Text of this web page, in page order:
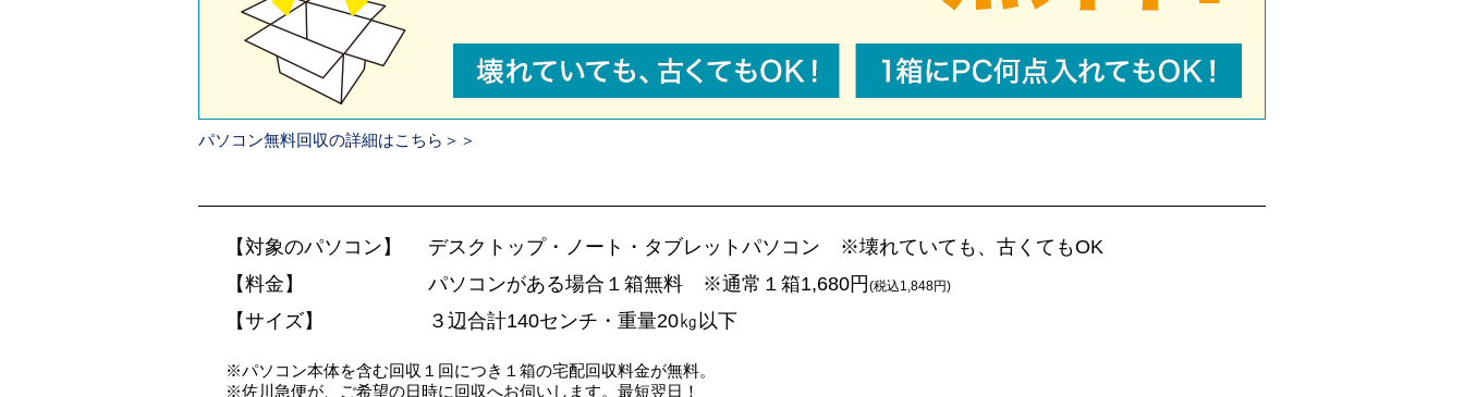
パソコン無料回収の詳細はこちら＞＞
【対象のパソコン】
デスクトップ・ノート・タブレットパソコン ※壊れていても、古くてもOK
【料金】
パソコンがある場合１箱無料 ※通常１箱1,680円(税込1,848円)
【サイズ】 ３辺合計140センチ・重量20㎏以下
※パソコン本体を含む回収１回につき１箱の宅配回収料金が無料。
※佐川急便が、ご希望の日時に回収へお伺いします。最短翌日！